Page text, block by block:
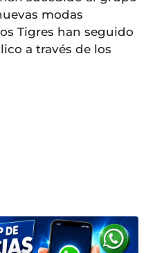
modas
Tigres han seguido
a través de los